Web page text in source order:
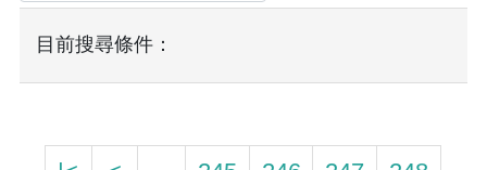
目前搜尋條件：